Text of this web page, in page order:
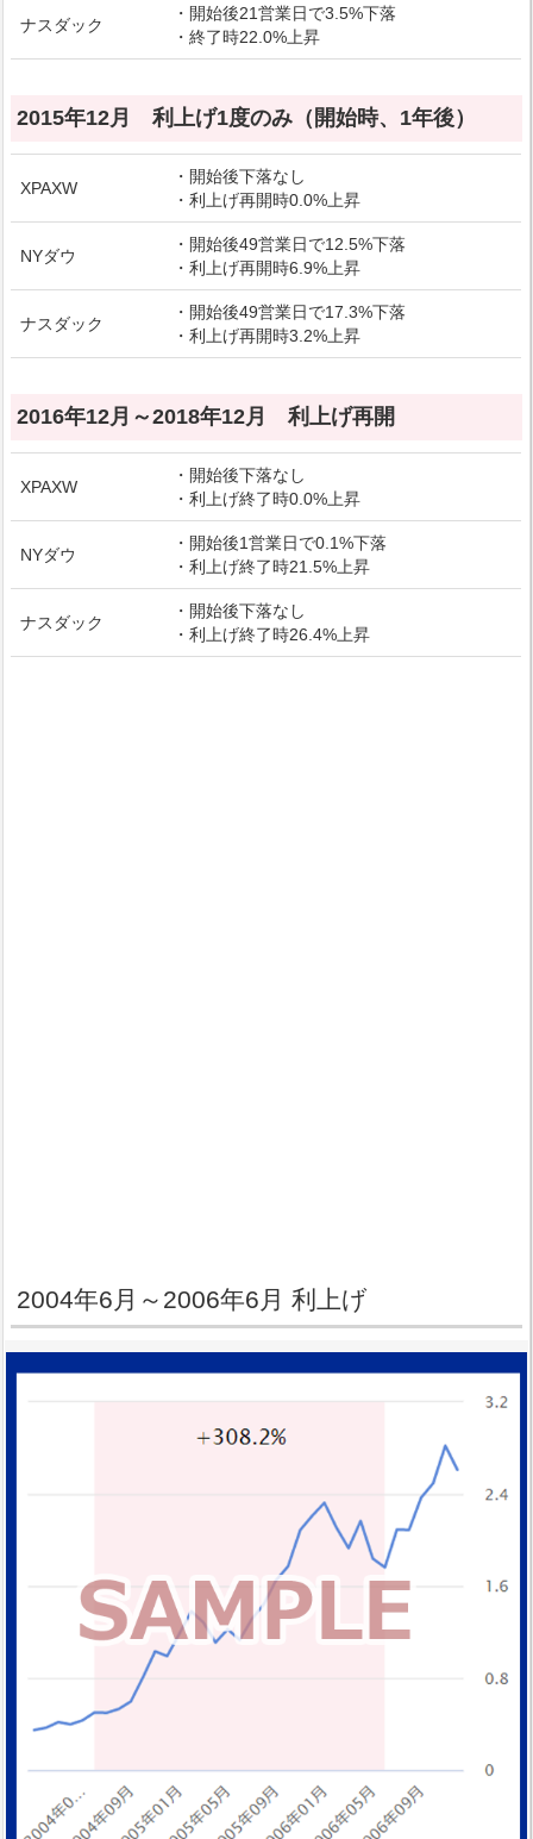
ナスダック
・開始後21営業日で3.5%下落
・終了時22.0%上昇
2015年12月 利上げ1度のみ（開始時、1年後）
XPAXW
・開始後下落なし
・利上げ再開時0.0%上昇
NYダウ
・開始後49営業日で12.5%下落
・利上げ再開時6.9%上昇
ナスダック
・開始後49営業日で17.3%下落
・利上げ再開時3.2%上昇
2016年12月～2018年12月 利上げ再開
XPAXW
・開始後下落なし
・利上げ終了時0.0%上昇
NYダウ
・開始後1営業日で0.1%下落
・利上げ終了時21.5%上昇
ナスダック
・開始後下落なし
・利上げ終了時26.4%上昇
2004年6月～2006年6月 利上げ